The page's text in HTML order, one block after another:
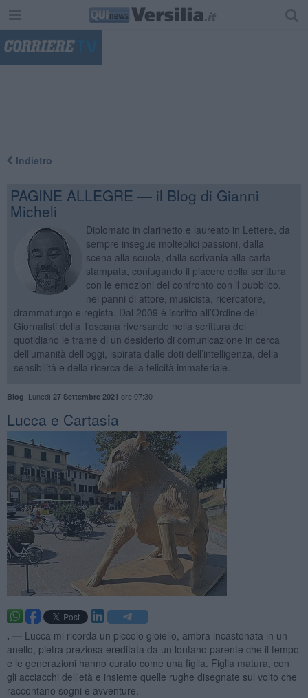
Indietro
PAGINE ALLEGRE — il Blog di Gianni
Micheli
Diplomato in clarinetto e laureato in Lettere, da
sempre insegue molteplici passioni, dalla
scena alla scuola, dalla scrivania alla carta
stampata, coniugando il piacere della scrittura
con le emozioni del confronto con il pubblico,
nei panni di attore, musicista, ricercatore,
drammaturgo e regista. Dal 2009 è iscritto all’Ordine dei
Giornalisti della Toscana riversando nella scrittura del
quotidiano le trame di un desiderio di comunicazione in cerca
dell’umanità dell’oggi, ispirata dalle doti dell’intelligenza, della
sensibilità e della ricerca della felicità immateriale.
Blog Lunedì 27 Settembre 2021 ore 07:30
Lucca e Cartasia
​. — Lucca mi ricorda un piccolo gioiello, ambra incastonata in un
anello, pietra preziosa ereditata da un lontano parente che il tempo
e le generazioni hanno curato come una figlia. Figlia matura, con
gli acciacchi dell'età e insieme quelle rughe disegnate sul volto che
raccontano sogni e avventure.